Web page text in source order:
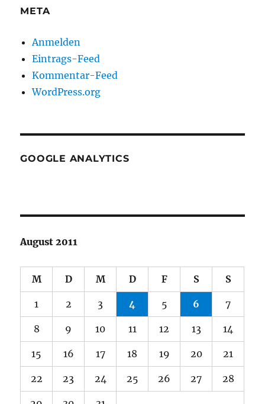
META
Anmelden
Eintrags-Feed
Kommentar-Feed
WordPress.org
GOOGLE ANALYTICS
August 2011
M D M D F S S
1 2 3 4 5 6 7
8 9 10 11 12 13 14
15 16 17 18 19 20 21
22 23 24 25 26 27 28